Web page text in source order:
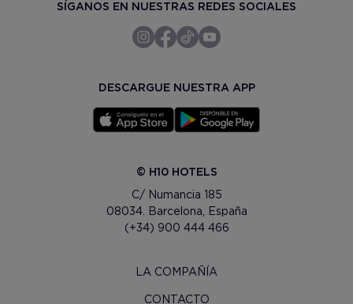
SÍGANOS EN NUESTRAS REDES SOCIALES
DESCARGUE NUESTRA APP
© H10 HOTELS
C/ Numancia 185
08034. Barcelona, España
(+34) 900 444 466
LA COMPAÑÍA
CONTACTO